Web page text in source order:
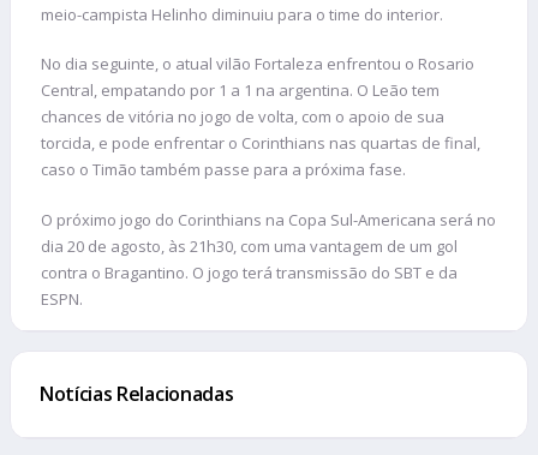
meio-campista Helinho diminuiu para o time do interior.
No dia seguinte, o atual vilão Fortaleza enfrentou o Rosario
Central, empatando por 1 a 1 na argentina. O Leão tem
chances de vitória no jogo de volta, com o apoio de sua
torcida, e pode enfrentar o Corinthians nas quartas de final,
caso o Timão também passe para a próxima fase.
O próximo jogo do Corinthians na Copa Sul-Americana será no
dia 20 de agosto, às 21h30, com uma vantagem de um gol
contra o Bragantino. O jogo terá transmissão do SBT e da
ESPN.
Notícias Relacionadas